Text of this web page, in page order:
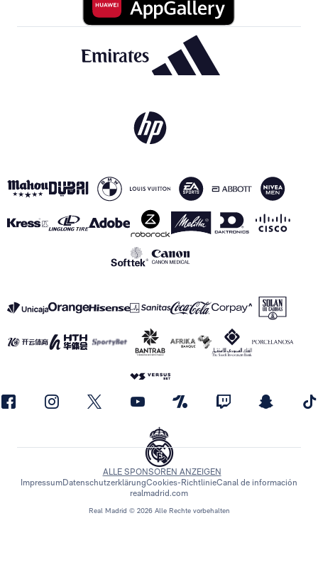
Real Madrid © 2026 Alle Rechte vorbehalten
ALLE SPONSOREN ANZEIGEN
ImpressumDatenschutzerklärungCookies-RichtlinieCanal de información
realmadrid.com